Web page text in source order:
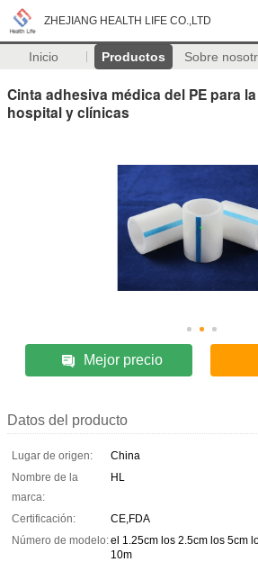
ZHEJIANG HEALTH LIFE CO.,LTD
Inicio Productos Sobre
Cinta adhesiva médica del PE para
hospital y clínicas
Mejor precio
Datos del producto
Lugar de origen:
China
Nombre de la
marca:
HL
Certificación:
CE,FDA
Número de modelo:el 1.25cm los 2.5cm los 5cm
10m